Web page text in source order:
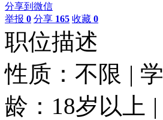
分享到微信
举报 0 分享 165 收藏 0
职位描述
性质：不限 |
龄：18岁以上 |